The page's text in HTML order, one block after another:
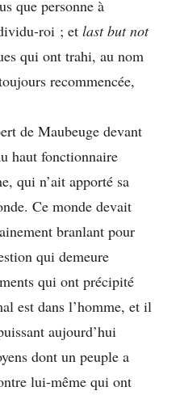
que personne à
roi ; et last but not
qui ont trahi, au nom
recommencée,
de Maubeuge devant
haut fonctionnaire
qui n’ait apporté sa
Ce monde devait
branlant pour
qui demeure
qui ont précipité
est dans l’homme, et il
aujourd’hui
dont un peuple a
lui-même qui ont